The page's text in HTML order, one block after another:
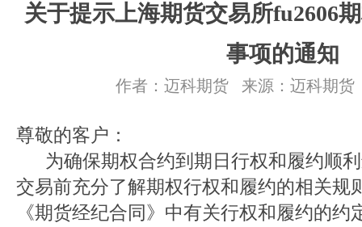
关于提示上海期货交易所fu2606
事项的通知
作者：迈科期货 来源：迈科期货
尊敬的客户：
为确保期权合约到期日行权和履约顺
交易前充分了解期权行权和履约的相关规
《期货经纪合同》中有关行权和履约的